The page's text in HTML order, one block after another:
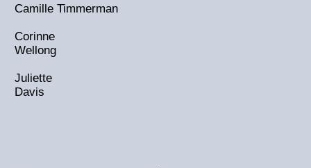
Camille Timmerman
Corinne
Wellong
Juliette
Davis